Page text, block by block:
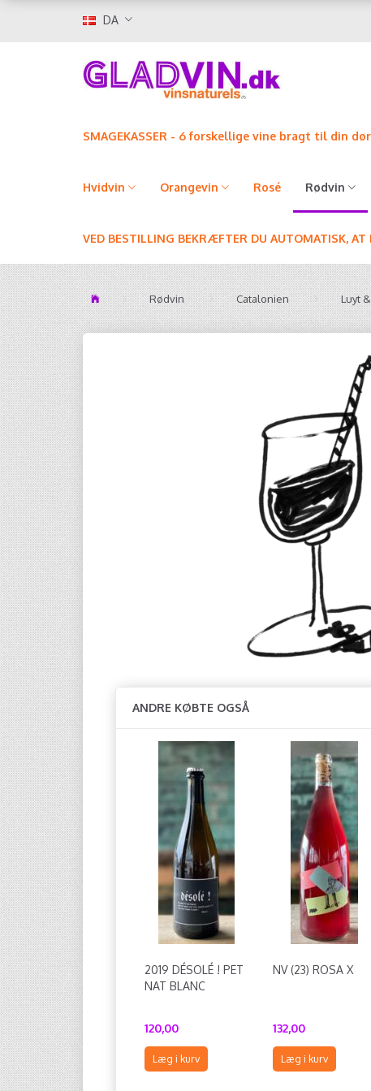
DA
SMAGEKASSER - 6 forskellige vine bragt til din dør
Hvidvin Orangevin Rosé Rødvin
VED BESTILLING BEKRÆFTER DU AUTOMATISK,
Rødvin Catalonien Luyt
ANDRE KØBTE OGSÅ
2019 DÉSOLÉ ! PET
NAT BLANC
120,00
Læg i kurv
NV (23) ROSA X
132,00
Læg i kurv